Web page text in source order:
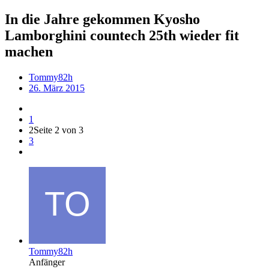
In die Jahre gekommen Kyosho
Lamborghini countech 25th wieder fit
machen
Tommy82h
26. März 2015
1
2Seite 2 von 3
3
Tommy82h
Anfänger